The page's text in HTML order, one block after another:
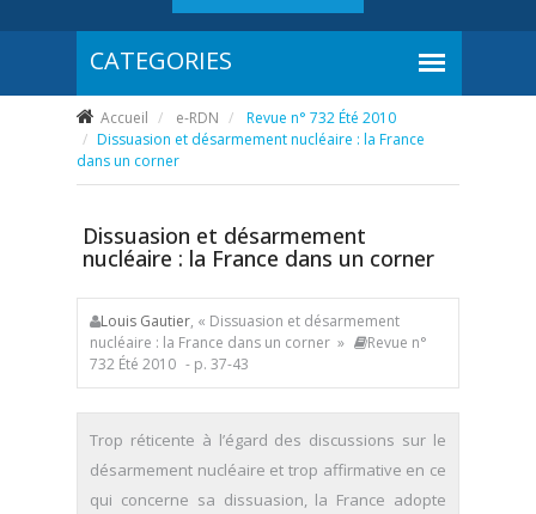
Accueil e-RDN
Revue n° 732 Été 2010
Dissuasion et désarmement nucléaire : la France
dans un corner
Dissuasion et désarmement
nucléaire : la France dans un corner
Louis Gautier, « Dissuasion et désarmement
nucléaire : la France dans un corner »
Revue n°
732 Été 2010 - p. 37-43
Trop réticente à l’égard des discussions sur le
désarmement nucléaire et trop affirmative en ce
qui concerne sa dissuasion, la France adopte